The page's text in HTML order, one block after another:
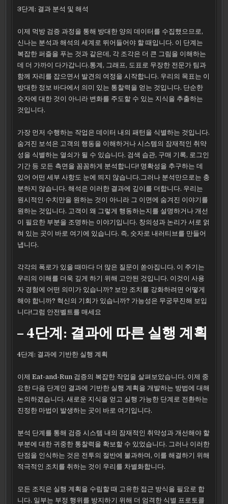
3단계: 결과 분석 및 해석
이제 먹방 검증 과정을 통해 방대한 양의 데이터를 수집했으므로,
신나는 분석과 해석의 세계로 뛰어들어야 할 때입니다. 이 단계는
복잡한 퍼즐을 푸는 것과 같은데, 각 조각은 더 큰 그림을 이해하는
데 더 가까이 다가갑니다.통계, 그래프, 도표로 무장한 전문가 팀과
함께 자리를 잡으면서 발견의 여정을 시작합니다. 우리의 목표는 이
방대한 정보 바다에서 의미 있는 통찰력을 얻는 것입니다. 단순한
숫자에 대한 것이 아니라 변화를 주도할 수 있는 지식을 추출하는
것입니다.
가장 먼저 수행하는 작업은 데이터 내의 패턴을 식별하는 것입니다.
숨겨진 보석은 고객의 행동을 이해하거나 시스템의 잠재적인 취약
성을 식별하는 열쇠가 될 수 있습니다. 검색 습관, 구매 기록, 로그인
기간 등 모든 측면을 꼼꼼하게 분석합니다! 명확성을 추구하는 데
있어 어떤 세부 사항도 눈에 띄지 않습니다.그러나 분석만으로는 충
분하지 않습니다. 해석은 이러한 결과에 깊이를 더합니다. 우리는
원시적인 수치만을 원하는 것이 아니라 그 이면에 숨겨진 이야기를
원하는 것입니다. 고객이 왜 그렇게 행동하는지를 설명하거나 개선
이 필요한 부분을 조명하는 이야기입니다. 창의성과 논리가 서로 얽
혀 있는 곳이 바로 여기에 있습니다. 즉, 숫자로 내러티브를 만들어
냅니다.
각각의 폭로가 있을 때마다 더 많은 질문이 쏟아집니다. 이 주기는
우리의 이해를 더욱 깊게 하기 위해 고안된 것입니다. 이것이 사용
자 경험에 어떤 의미가 있습니까? 보안 조치를 강화하려면 어떻게
해야 합니까? 혁신의 기회가 있습니까? 가능성은 무궁무진해 보입
니다!그럼 안전벨트를 매세요
– 4단계: 결과에 따른 실행 계획
4단계: 결과에 기반한 실행 계획
이제 Eat-and-Run 검증의 복잡한 작업을 살펴보았습니다. 이제 중
요한 다음 단계인 결과에 기반한 실행 계획을 개발하는 방법에 대해
논의하겠습니다. 새로운 지식을 얻고 실행 가능한 단계로 전환하는
진정한 마법이 발생하는 곳이 바로 여기입니다.
분석 단계를 통해 검증 시스템 내의 잠재적인 취약성과 개선해야 할
부분에 대한 귀중한 통찰력을 확보할 수 있었습니다. 그러나 이러한
단점을 인식하는 것은 전투의 절반에 불과하며, 이를 해결하기 위해
적극적인 조치를 취하는 것이 우리를 차별화합니다.
모든 조직은 실행 계획을 수립할 때 고유한 접근 방식을 필요로 합
니다. 일부는 부정 행위를 방지하기 위해 더 엄격한 식별 프로토콜